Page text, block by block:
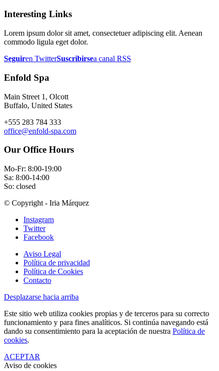
Interesting Links
Lorem ipsum dolor sit amet, consectetuer adipiscing elit. Aenean
commodo ligula eget dolor.
Seguiren TwitterSuscribirsea canal RSS
Enfold Spa
Main Street 1, Olcott
Buffalo, United States
+555 283 784 333
office@enfold-spa.com
Our Office Hours
Mo-Fr: 8:00-19:00
Sa: 8:00-14:00
So: closed
© Copyright - Iria Márquez
Instagram
Twitter
Facebook
Aviso Legal
Política de privacidad
Política de Cookies
Contacto
Desplazarse hacia arriba
Este sitio web utiliza cookies propias y de terceros para su correcto
funcionamiento y para fines analíticos. Si continúa navegando está
dando su consentimiento para la aceptación de nuestra Política de
cookies.
ACEPTAR
Aviso de cookies